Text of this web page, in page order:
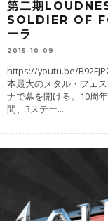
第二期
SOLDIER OF
ーラ
2015-10-09
https://youtu.be/
本最大のメタル・フェ
ナで幕を開ける。10周
間、3ステー...